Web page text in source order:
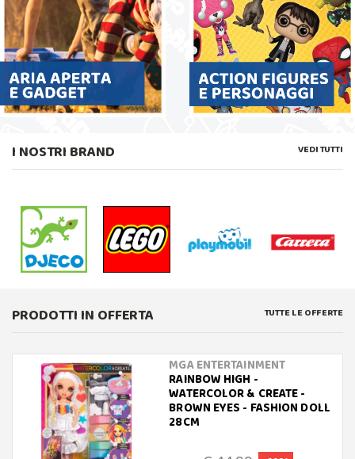
I NOSTRI BRAND VEDI TUTTI
PRODOTTI IN OFFERTA TUTTE LE OFFERTE
MGA ENTERTAINMENT
RAINBOW HIGH -
WATERCOLOR & CREATE -
BROWN EYES - FASHION DOLL
28CM